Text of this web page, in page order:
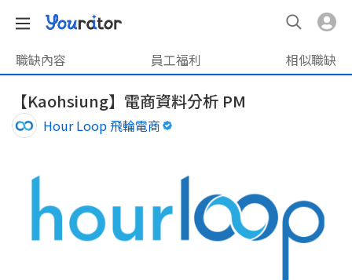
職缺內容 員工福利 相似職缺
【Kaohsiung】電商資料分析 PM
Hour Loop 飛輪電商